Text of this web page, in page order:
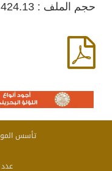
حجم الملف : 424.13 KB
تأسس الموقع
عدد